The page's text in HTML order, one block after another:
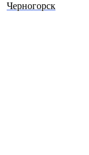
Черногорск